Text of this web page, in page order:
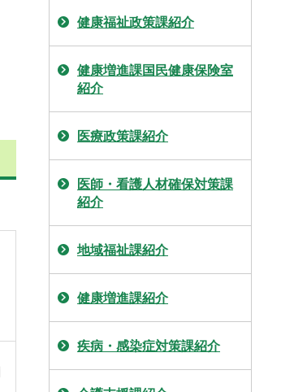
健康福祉政策課紹介
健康増進課国民健康保険室
紹介
医療政策課紹介
医師・看護人材確保対策課
紹介
地域福祉課紹介
健康増進課紹介
疾病・感染症対策課紹介